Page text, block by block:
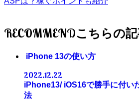
RECOMMEND
iPhone 13の使い方
2022.12.22
iPhone13/ iOS16で勝手に付い
法